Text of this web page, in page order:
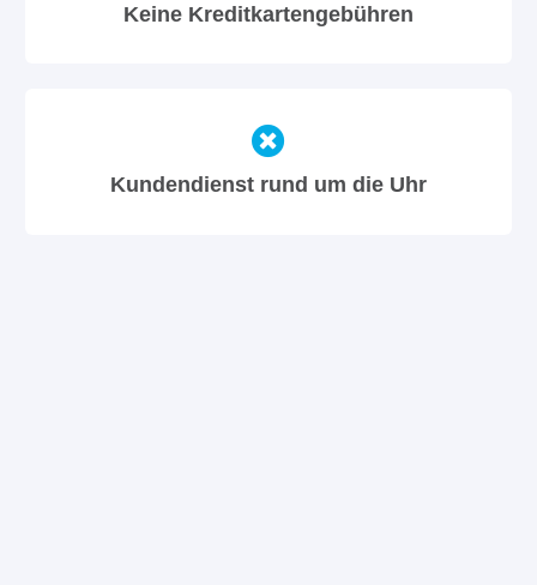
Keine Kreditkartengebühren
Kundendienst rund um die Uhr